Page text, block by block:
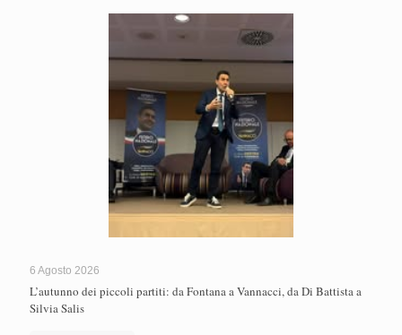
6 Agosto 2026
L’autunno dei piccoli partiti: da Fontana a Vannacci, da Di Battista a
Silvia Salis